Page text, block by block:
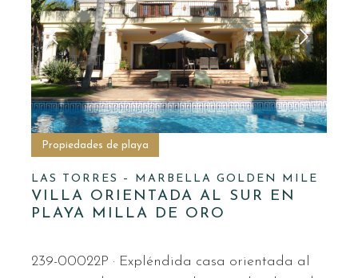
Propiedades de playa
LAS TORRES – MARBELLA GOLDEN MILE
VILLA ORIENTADA AL SUR EN
PLAYA MILLA DE ORO
239-00022P · Expléndida casa orientada al